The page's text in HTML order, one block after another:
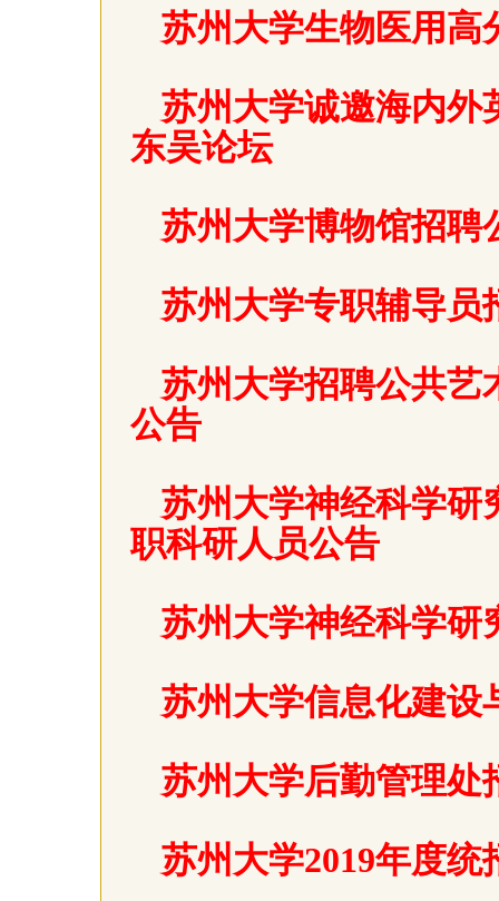
苏州大学生物医用高
苏州大学诚邀海内外
东吴论坛
苏州大学博物馆招聘
苏州大学专职辅导员
苏州大学招聘公共艺
公告
苏州大学神经科学研
职科研人员公告
苏州大学神经科学研
苏州大学信息化建设
苏州大学后勤管理处
苏州大学2019年度